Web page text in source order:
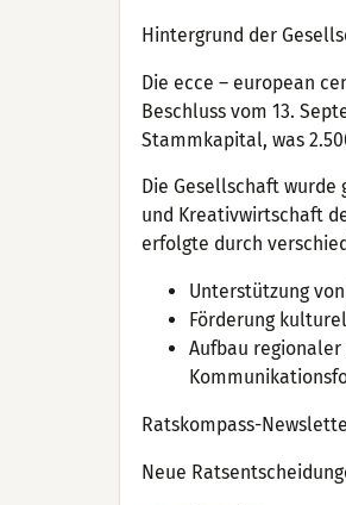
Hintergrund der
Die ecce – european
Beschluss vom 13.
Stammkapital, was
Die Gesellschaft
und Kreativwirtschaft
erfolgte durch
Unterstützung
Förderung
Aufbau
Ratskompass-
Neue